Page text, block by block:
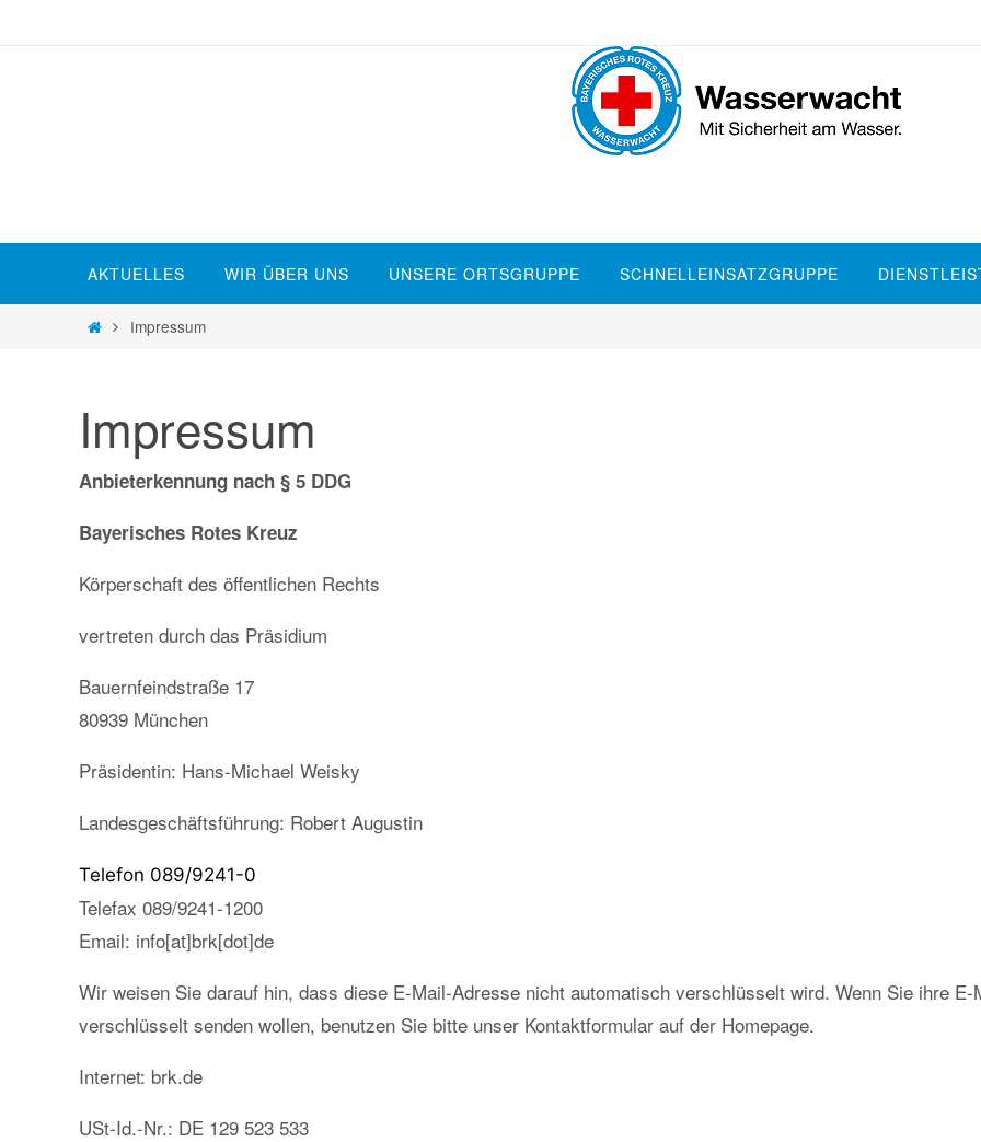
springen
AKTUELLES WIR ÜBER UNS UNSERE ORTSGRUPPE SCHNELLEINSATZGRUPPE
StartImpressum
Impressum
Anbieterkennung nach § 5 DDG
Bayerisches Rotes Kreuz
Körperschaft des öffentlichen Rechts
vertreten durch das Präsidium
Bauernfeindstraße 17
80939 München
Präsidentin: Hans-Michael Weisky
Landesgeschäftsführung: Robert Augustin
Telefon 089/9241-0
Telefax 089/9241-1200
Email: info[at]brk[dot]de
Wir weisen Sie darauf hin, dass diese E-Mail-Adresse nicht automatisch verschlüsselt wird. Wenn Sie ihre E-
verschlüsselt senden wollen, benutzen Sie bitte unser Kontaktformular auf der Homepage.
Internet: brk.de
USt-Id.-Nr.: DE 129 523 533